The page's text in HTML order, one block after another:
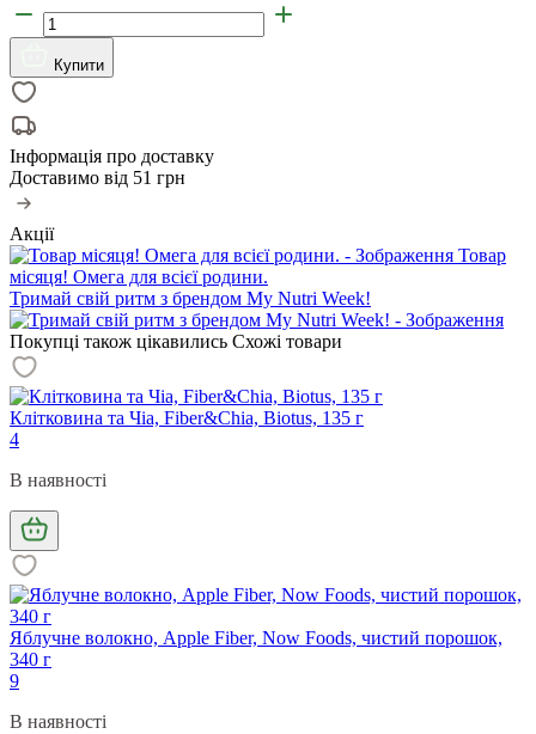
Купити
Інформація про доставку
Доставимо від 51 грн
Акції
Товар
місяця! Омега для всієї родини.
Тримай свій ритм з брендом My Nutri Week!
Покупці також цікавились Схожі товари
Клітковина та Чіа, Fiber&Chia, Biotus, 135 г
4
В наявності
Яблучне волокно, Apple Fiber, Now Foods, чистий порошок,
340 г
9
В наявності